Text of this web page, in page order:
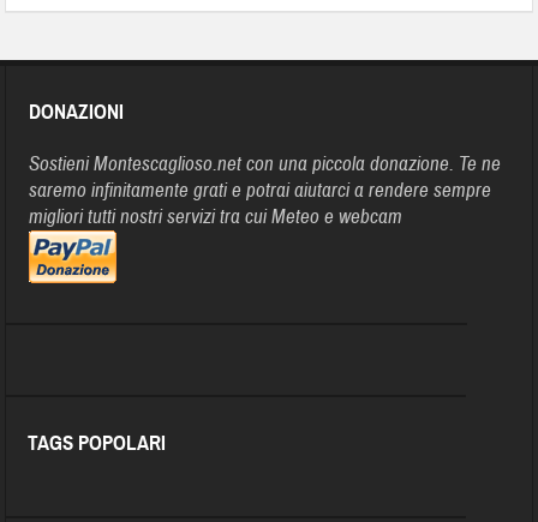
DONAZIONI
Sostieni Montescaglioso.net con una piccola donazione. Te ne
saremo infinitamente grati e potrai aiutarci a rendere sempre
migliori tutti nostri servizi tra cui Meteo e webcam
TAGS POPOLARI